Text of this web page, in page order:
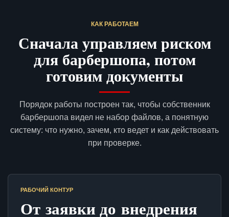
КАК РАБОТАЕМ
Сначала управляем риском
для барбершопа, потом
готовим документы
Порядок работы построен так, чтобы собственник
барбершопа видел не набор файлов, а понятную
систему: что нужно, зачем, кто ведет и как действовать
при проверке.
РАБОЧИЙ КОНТУР
От заявки до внедрения